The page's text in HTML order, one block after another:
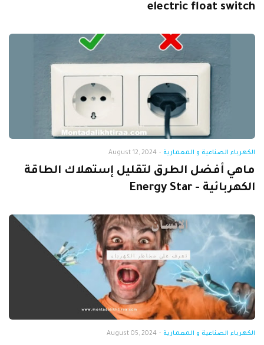
electric float switch
الكهرباء الصناعية و المعمارية -
August 12, 2024
ماهي أفضل الطرق لتقليل إستهلاك الطاقة
الكهربائية - Energy Star
الكهرباء الصناعية و المعمارية -
August 05, 2024